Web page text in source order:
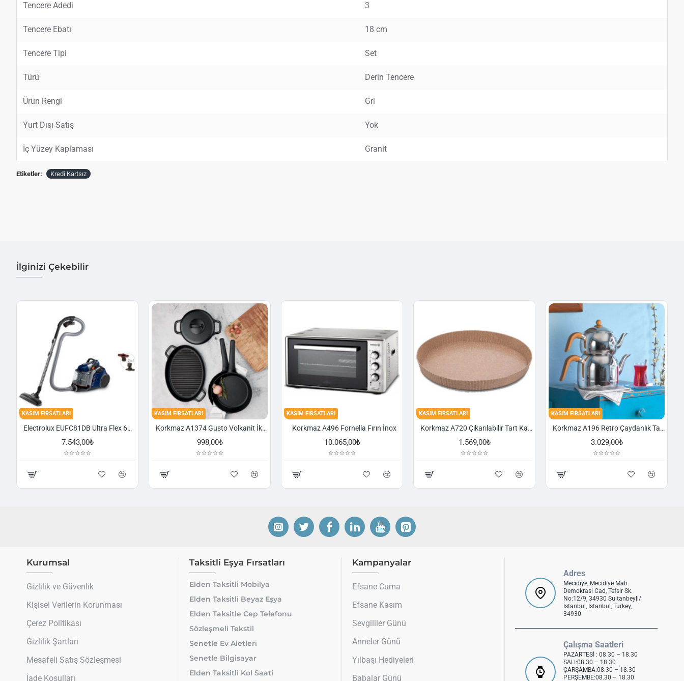
Tencere Adedi 3
Tencere Ebatı 18 cm
Tencere Tipi Set
Türü Derin Tencere
Ürün Rengi Gri
Yurt Dışı Satış Yok
İç Yüzey Kaplaması Granit
Etiketler: Kredi Kartsız
İlginizi Çekebilir
KASIM FIRSATLARI
Electrolux EUFC81DB Ultra Flex 650 W Toz Torbasız Süpürge
7.543,00₺
KASIM FIRSATLARI
Korkmaz A1374 Gusto Volkanit İki Kulplu Oval Tava
998,00₺
KASIM FIRSATLARI
Korkmaz A496 Fornella Fırın İnox
10.065,00₺
KASIM FIRSATLARI
Korkmaz A720 Çıkarılabilir Tart Kalıbı Granit 29,5 cm
1.569,00₺
KASIM FIRSATLARI
Korkmaz A196 Retro Çaydanlık Takımı
3.029,00₺
Kurumsal
Gizlilik ve Güvenlik
Kişisel Verilerin Korunması
Çerez Politikası
Gizlilik Şartları
Mesafeli Satış Sözleşmesi
İade Koşulları
Taksitli Eşya Fırsatları
Elden Taksitli Mobilya
Elden Taksitli Beyaz Eşya
Elden Taksitle Cep Telefonu
Sözleşmeli Tekstil
Senetle Ev Aletleri
Senetle Bilgisayar
Elden Taksitli Kol Saati
Kampanyalar
Efsane Cuma
Efsane Kasım
Sevgililer Günü
Anneler Günü
Yılbaşı Hediyeleri
Babalar Günü
Adres
Mecidiye, Mecidiye Mah.
Demokrasi Cad, Tefsir Sk.
No:12/9, 34930 Sultanbeyli/
İstanbul, Istanbul, Turkey,
34930
Çalışma Saatleri
PAZARTESİ : 08.30 – 18.30
SALI:08.30 – 18.30
ÇARŞAMBA:08.30 – 18.30
PERŞEMBE:08.30 – 18.30